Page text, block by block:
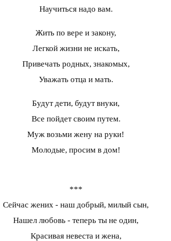
Научиться надо вам.
Жить по вере и закону,
Легкой жизни не искать,
Привечать родных, знакомых,
Уважать отца и мать.
Будут дети, будут внуки,
Все пойдет своим путем.
Муж возьми жену на руки!
Молодые, просим в дом!
***
Сейчас жених - наш добрый, милый сын,
Нашел любовь - теперь ты не один,
Красивая невеста и жена,